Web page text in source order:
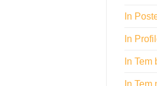
In
In
In Tem